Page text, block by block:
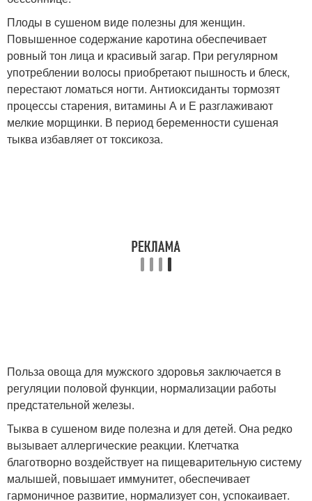
Плоды в сушеном виде полезны для женщин.
Повышенное содержание каротина обеспечивает
ровный тон лица и красивый загар. При регулярном
употреблении волосы приобретают пышность и блеск,
перестают ломаться ногти. Антиоксиданты тормозят
процессы старения, витамины А и Е разглаживают
мелкие морщинки. В период беременности сушеная
тыква избавляет от токсикоза.
Польза овоща для мужского здоровья заключается в
регуляции половой функции, нормализации работы
предстательной железы.
Тыква в сушеном виде полезна и для детей. Она редко
вызывает аллергические реакции. Клетчатка
благотворно воздействует на пищеварительную систему
малышей, повышает иммунитет, обеспечивает
гармоничное развитие, нормализует сон, успокаивает.